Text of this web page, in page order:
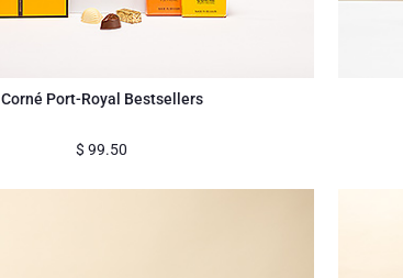
Corné Port-Royal Bestsellers
$ 99.50